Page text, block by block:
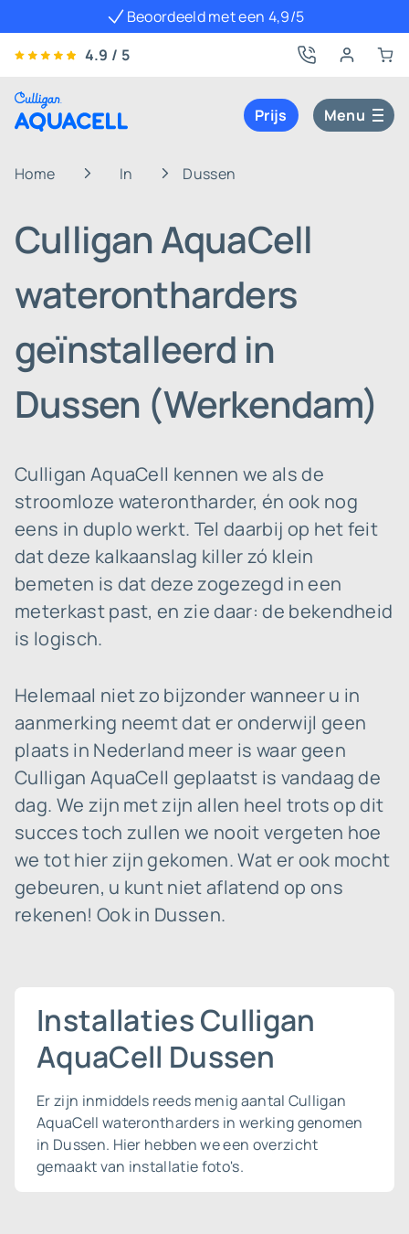
Beoordeeld met een 4,9/5
4.9 / 5
Prijs Menu
Home In Dussen
Culligan AquaCell
waterontharders
geïnstalleerd in
Dussen (Werkendam)
Culligan AquaCell kennen we als de
stroomloze waterontharder, én ook nog
eens in duplo werkt. Tel daarbij op het feit
dat deze kalkaanslag killer zó klein
bemeten is dat deze zogezegd in een
meterkast past, en zie daar: de bekendheid
is logisch.
Helemaal niet zo bijzonder wanneer u in
aanmerking neemt dat er onderwijl geen
plaats in Nederland meer is waar geen
Culligan AquaCell geplaatst is vandaag de
dag. We zijn met zijn allen heel trots op dit
succes toch zullen we nooit vergeten hoe
we tot hier zijn gekomen. Wat er ook mocht
gebeuren, u kunt niet aflatend op ons
rekenen! Ook in Dussen.
Installaties Culligan
AquaCell Dussen
Er zijn inmiddels reeds menig aantal Culligan
AquaCell waterontharders in werking genomen
in Dussen. Hier hebben we een overzicht
gemaakt van installatie foto's.